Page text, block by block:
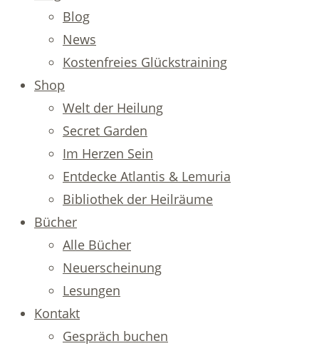
Blog
News
Kostenfreies Glückstraining
Shop
Welt der Heilung
Secret Garden
Im Herzen Sein
Entdecke Atlantis & Lemuria
Bibliothek der Heilräume
Bücher
Alle Bücher
Neuerscheinung
Lesungen
Kontakt
Gespräch buchen